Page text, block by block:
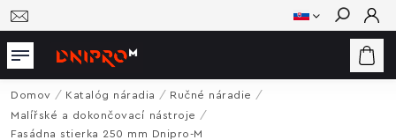
Hľadať
Domov / Katalóg náradia / Ručné náradie /
Malířské a dokončovací nástroje /
Fasádna stierka 250 mm Dnipro-M